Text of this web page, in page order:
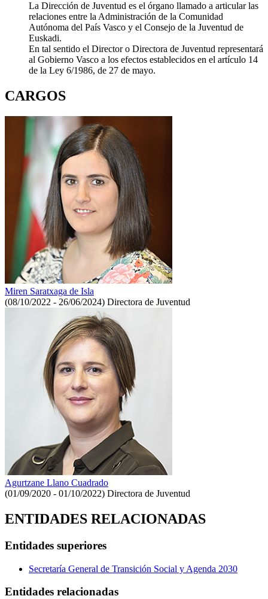
La Dirección de Juventud es el órgano llamado a articular las
relaciones entre la Administración de la Comunidad
Autónoma del País Vasco y el Consejo de la Juventud de
Euskadi.
En tal sentido el Director o Directora de Juventud representará
al Gobierno Vasco a los efectos establecidos en el artículo 14
de la Ley 6/1986, de 27 de mayo.
CARGOS
Miren Saratxaga de Isla
(08/10/2022 - 26/06/2024) Directora de Juventud
Agurtzane Llano Cuadrado
(01/09/2020 - 01/10/2022) Directora de Juventud
ENTIDADES RELACIONADAS
Entidades superiores
Secretaría General de Transición Social y Agenda 2030
Entidades relacionadas